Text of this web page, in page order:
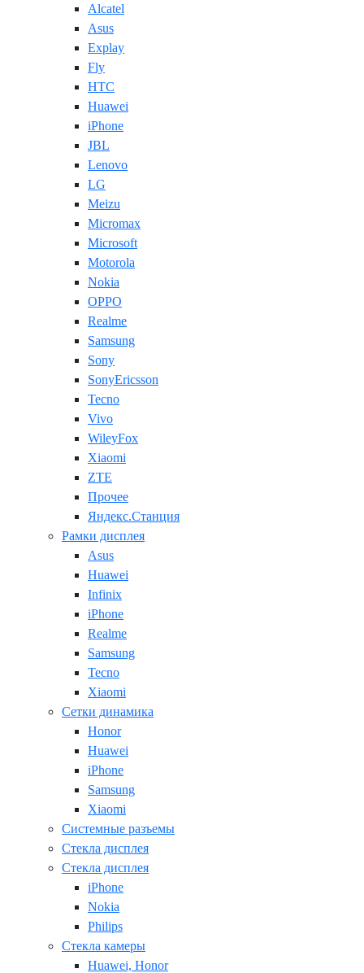
Alcatel
Asus
Explay
Fly
HTC
Huawei
iPhone
JBL
Lenovo
LG
Meizu
Micromax
Microsoft
Motorola
Nokia
OPPO
Realme
Samsung
Sony
SonyEricsson
Tecno
Vivo
WileyFox
Xiaomi
ZTE
Прочее
Яндекс.Станция
Рамки дисплея
Asus
Huawei
Infinix
iPhone
Realme
Samsung
Tecno
Xiaomi
Сетки динамика
Honor
Huawei
iPhone
Samsung
Xiaomi
Системные разъемы
Стекла дисплея
Стекла дисплея
iPhone
Nokia
Philips
Стекла камеры
Huawei, Honor